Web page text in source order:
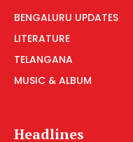
BENGALURU UPDATES
LITERATURE
TELANGANA
MUSIC & ALBUM
Headlines